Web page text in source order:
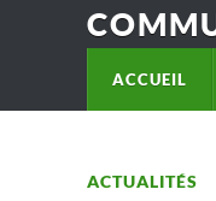
ACCUEIL
ACTUALITÉS